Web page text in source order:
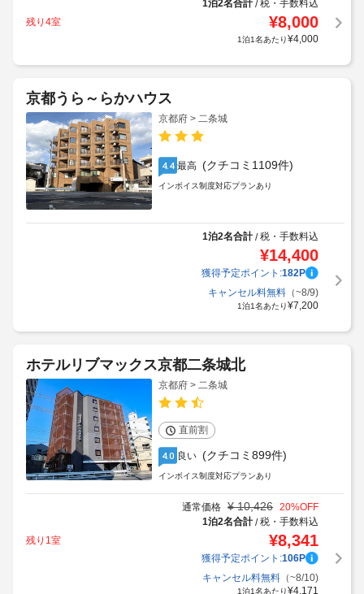
1泊2名合計/税・手数料込
残り4室
¥8,000
1泊1名あたり¥4,000
京都うら～らかハウス
京都府 > 二条城
4.4 最高 (クチコミ1109件)
インボイス制度対応プランあり
1泊2名合計/税・手数料込
¥14,400
獲得予定ポイント:182P
キャンセル料無料（~8/9)
1泊1名あたり¥7,200
ホテルリブマックス京都二条城北
京都府 > 二条城
直前割
4.0 良い (クチコミ899件)
インボイス制度対応プランあり
通常価格 ¥ 10,426 20%OFF
1泊2名合計/税・手数料込
残り1室
¥8,341
獲得予定ポイント:106P
キャンセル料無料（~8/10)
1泊1名あたり¥4,171